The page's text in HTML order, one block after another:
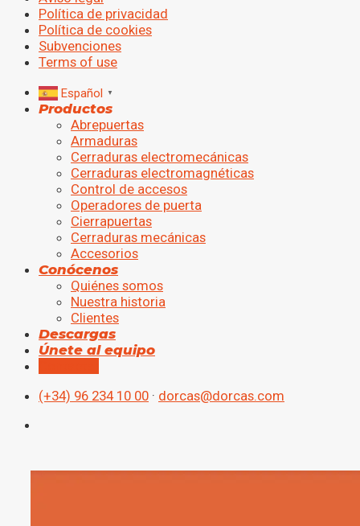
Política de privacidad
Política de cookies
Subvenciones
Terms of use
Español ▼
Productos
Abrepuertas
Armaduras
Cerraduras electromecánicas
Cerraduras electromagnéticas
Control de accesos
Operadores de puerta
Cierrapuertas
Cerraduras mecánicas
Accesorios
Conócenos
Quiénes somos
Nuestra historia
Clientes
Descargas
Únete al equipo
(+34) 96 234 10 00 · dorcas@dorcas.com